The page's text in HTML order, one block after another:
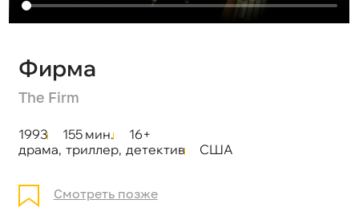
Фирма
The Firm
1993 155 мин.
16+
драма, триллер, детектив США
Смотреть позже